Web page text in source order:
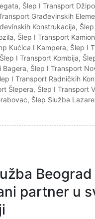
, Šlep I Transport
Građevinskih
Konstrukacija,
, Šlep I Transport
Kućica I Kampera, Šlep I
Šlep I Transport Kombija,
Bagera, Šlep I Transport
I Transport Radničkih
Šlepera, Šlep I Transport
, Šlep Služba
Beograd
partner u